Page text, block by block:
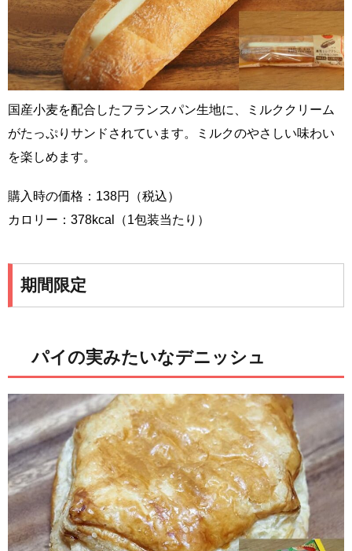
国産小麦を配合したフランスパン生地に、ミルククリーム
がたっぷりサンドされています。ミルクのやさしい味わい
を楽しめます。
購入時の価格：138円（税込）
カロリー：378kcal（1包装当たり）
期間限定
パイの実みたいなデニッシュ